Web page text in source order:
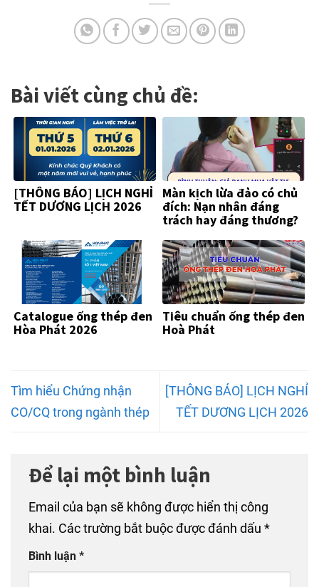
Bài viết cùng chủ đề:
[THÔNG BÁO] LỊCH NGHỈ
TẾT DƯƠNG LỊCH 2026
Màn kịch lừa đảo có chủ
đích: Nạn nhân đáng
trách hay đáng thương?
Catalogue ống thép đen
Hòa Phát 2026
Tiêu chuẩn ống thép đen
Hoà Phát
Tìm hiểu Chứng nhận
CO/CQ trong ngành thép
[THÔNG BÁO] LỊCH NGHỈ
TẾT DƯƠNG LỊCH 2026
Để lại một bình luận
Email của bạn sẽ không được hiển thị công
khai. Các trường bắt buộc được đánh dấu *
Bình luận *